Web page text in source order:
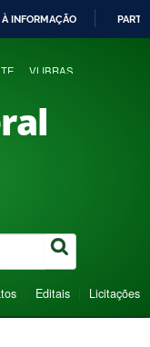
INFORMAÇÃO
VLIBRAS
Editais Licitações